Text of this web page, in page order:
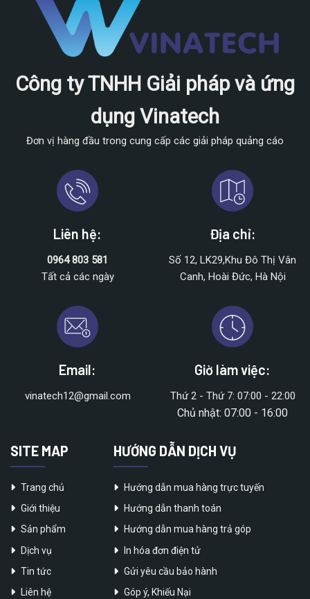
Công ty TNHH Giải pháp và ứng
dụng Vinatech
Đơn vị hàng đầu trong cung cấp các giải pháp quảng cáo
Liên hệ:
0964 803 581
Tất cả các ngày
Địa chỉ:
Số 12, LK29,Khu Đô Thị Vân
Canh, Hoài Đức, Hà Nội
Email:
vinatech12@gmail.com
Giờ làm việc:
Thứ 2 - Thứ 7: 07:00 - 22:00
Chủ nhật: 07:00 - 16:00
SITE MAP
Trang chủ
Giới thiệu
Sản phẩm
Dịch vụ
Tin tức
Liên hệ
HƯỚNG DẪN DỊCH VỤ
Hướng dẫn mua hàng trực tuyến
Hướng dẫn thanh toán
Hướng dẫn mua hàng trả góp
In hóa đơn điện tử
Gửi yêu cầu bảo hành
Góp ý, Khiếu Nại